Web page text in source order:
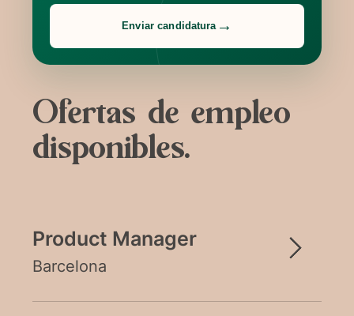
Enviar candidatura→
Ofertas de empleo
disponibles.
Product Manager
Barcelona